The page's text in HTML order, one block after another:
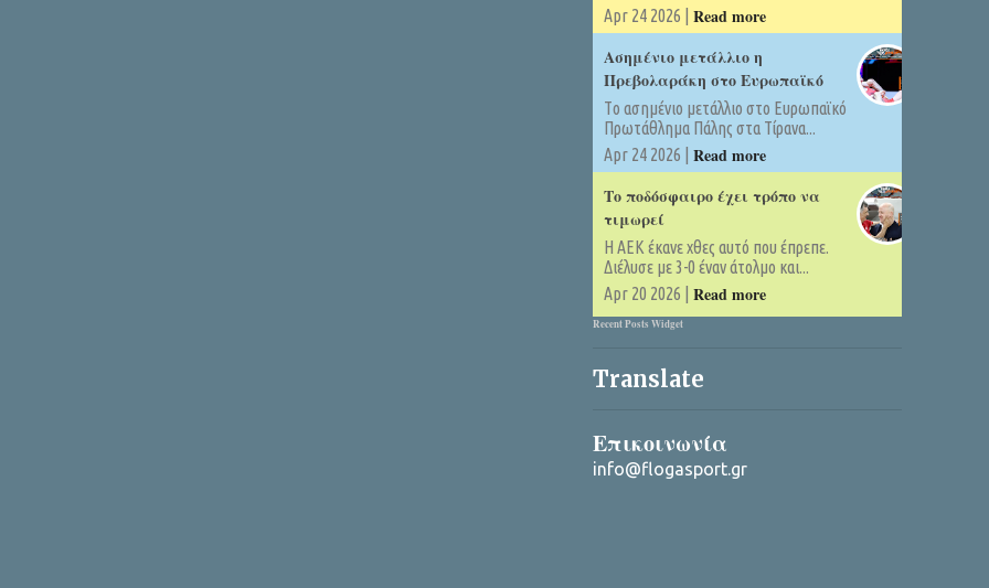
Apr 24 2026 | Read more
Ασημένιο μετάλλιο η
Πρεβολαράκη στο Ευρωπαϊκό
Tο ασημένιο μετάλλιο στο Ευρωπαϊκό
Πρωτάθλημα Πάλης στα Τίρανα...
Apr 24 2026 | Read more
Το ποδόσφαιρο έχει τρόπο να
τιμωρεί
Η ΑΕΚ έκανε χθες αυτό που έπρεπε.
Διέλυσε με 3-0 έναν άτολμο και...
Apr 20 2026 | Read more
Recent Posts Widget
Translate
Επικοινωνία
info@flogasport.gr